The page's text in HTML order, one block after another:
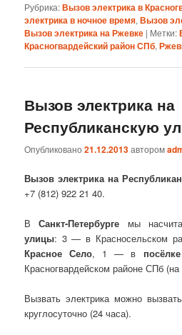
Рубрика:Вызов электрика в
электрика в ночное время,Вызов
Вызов электрика на Ржевке | Метки:
Красногвардейский район СПб,
Вызов электрика на
Республиканскую
Опубликовано21.12.2013автором
Вызов электрика на
+7 (812) 922 21 40.
ВСанкт-Петербурге мы
улицы: 3 — в Красносельском
Красное Село, 1 — в
Красногвардейском районе СПб (на
Вызвать электрика можно
круглосуточно (24 часа).